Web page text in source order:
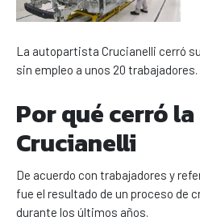
La autopartista Crucianelli cerró
sin empleo a unos 20 trabajadores.
Por qué cerró
Crucianelli
De acuerdo con trabajadores y
fue el resultado de un proceso de
durante los últimos años.